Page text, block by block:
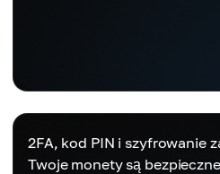
2FA, kod PIN i szyfrowanie
Twoje monety są